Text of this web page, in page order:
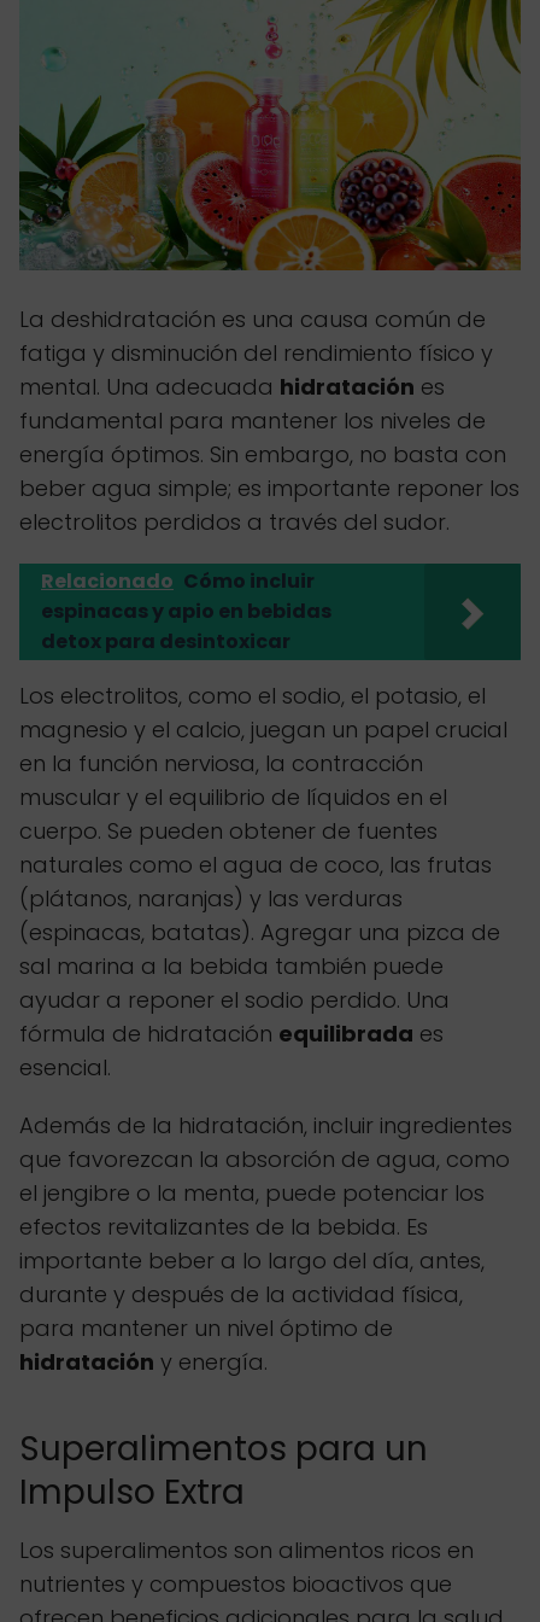
La deshidratación es una causa común de
fatiga y disminución del rendimiento físico y
mental. Una adecuada hidratación es
fundamental para mantener los niveles de
energía óptimos. Sin embargo, no basta con
beber agua simple; es importante reponer los
electrolitos perdidos a través del sudor.
Relacionado Cómo incluir
espinacas y apio en bebidas
detox para desintoxicar
Los electrolitos, como el sodio, el potasio, el
magnesio y el calcio, juegan un papel crucial
en la función nerviosa, la contracción
muscular y el equilibrio de líquidos en el
cuerpo. Se pueden obtener de fuentes
naturales como el agua de coco, las frutas
(plátanos, naranjas) y las verduras
(espinacas, batatas). Agregar una pizca de
sal marina a la bebida también puede
ayudar a reponer el sodio perdido. Una
fórmula de hidratación equilibrada es
esencial.
Además de la hidratación, incluir ingredientes
que favorezcan la absorción de agua, como
el jengibre o la menta, puede potenciar los
efectos revitalizantes de la bebida. Es
importante beber a lo largo del día, antes,
durante y después de la actividad física,
para mantener un nivel óptimo de
hidratación y energía.
Superalimentos para un
Impulso Extra
Los superalimentos son alimentos ricos en
nutrientes y compuestos bioactivos que